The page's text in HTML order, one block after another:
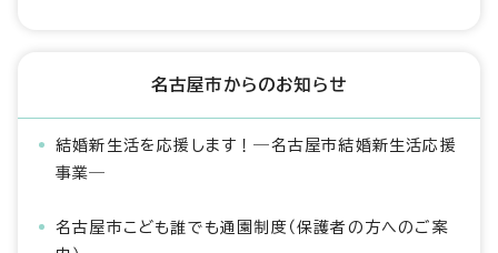
名古屋市からのお知らせ
結婚新生活を応援します！―名古屋市結婚新生活応援
事業―
名古屋市こども誰でも通園制度（保護者の方へのご案